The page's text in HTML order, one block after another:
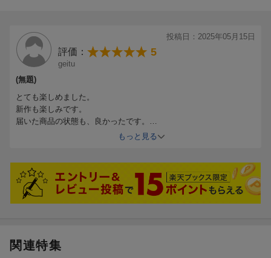
投稿日：2025年05月15日
評価： 5
geitu
(無題)
とても楽しめました。
新作も楽しみです。
届いた商品の状態も、良かったです。
今後とも、よろしくお願いいたします
もっと見る
関連特集